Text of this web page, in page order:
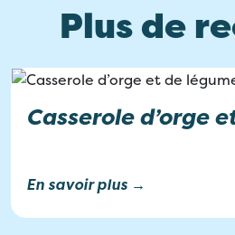
Plus de
Casserole d’orge
En savoir plus →